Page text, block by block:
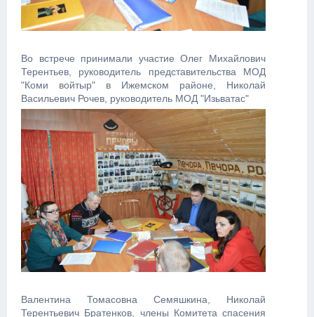
Во встрече принимали участие Олег Михайлович
Терентьев, руководитель представительства МОД
"Коми войтыр" в Ижемском районе,
Николай
Васильевич Рочев, руководитель МОД "Изьватас"
Валентина Томасовна Семяшкина, Николай
Терентьевич Братенков, члены Комитета спасения